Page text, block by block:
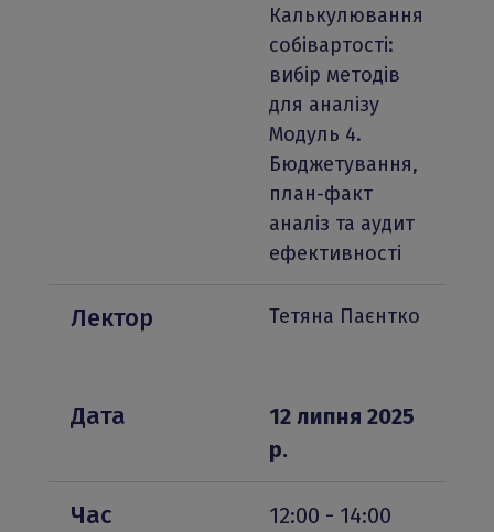
Калькулювання
собівартості:
вибір методів
для аналізу
Модуль 4.
Бюджетування,
план-факт
аналіз та аудит
ефективності
Лектор Тетяна Паєнтко
Дата
12 липня 2025
р.
Час 12:00 - 14:00